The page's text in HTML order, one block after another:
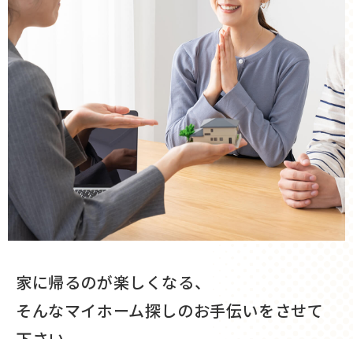
家に帰るのが楽しくなる、
そんなマイホーム探しのお手伝いをさせて